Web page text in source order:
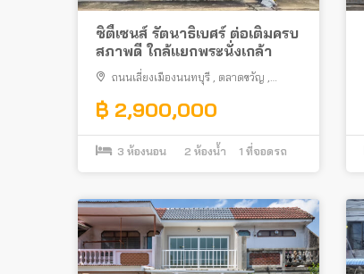
ซิตี้เซนส์ รัตนาธิเบศร์ ต่อเติมครบ
สภาพดี ใกล้แยกพระนั่งเกล้า
ถนนเลี่ยงเมืองนนทบุรี ตลาดขวัญ
฿ 2,900,000
3 ห้องนอน 2 ห้องน้ำ 1 ที่จอดรถ